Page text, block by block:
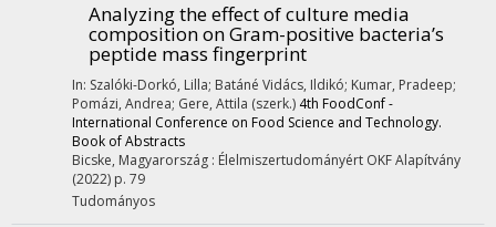
Analyzing the effect of culture media
composition on Gram-positive bacteria’s
peptide mass fingerprint
In: Szalóki-Dorkó, Lilla; Batáné Vidács, Ildikó; Kumar, Pradeep;
Pomázi, Andrea; Gere, Attila (szerk.) 4th FoodConf -
International Conference on Food Science and Technology.
Book of Abstracts
Bicske, Magyarország : Élelmiszertudományért OKF Alapítvány
(2022) p. 79
Tudományos